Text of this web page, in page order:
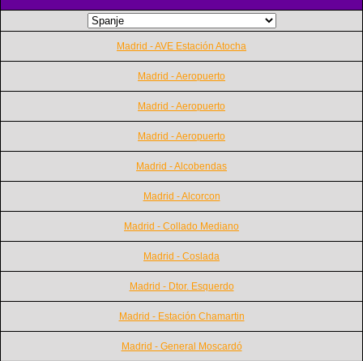
Madrid - AVE Estación Atocha
Madrid - Aeropuerto
Madrid - Aeropuerto
Madrid - Aeropuerto
Madrid - Alcobendas
Madrid - Alcorcon
Madrid - Collado Mediano
Madrid - Coslada
Madrid - Dtor. Esquerdo
Madrid - Estación Chamartin
Madrid - General Moscardó